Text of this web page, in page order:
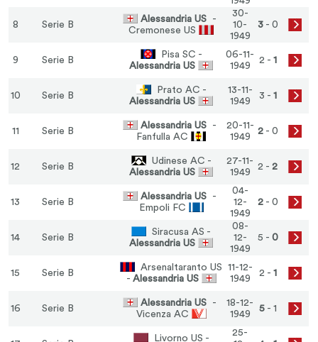
8 Serie B
Alessandria US -
Cremonese US
30-
10-
1949
3- 0
9 Serie B
Pisa SC -
Alessandria US
06-11-
1949
2 - 1
10 Serie B
Prato AC -
Alessandria US
13-11-
1949
3 - 1
11 Serie B
Alessandria US -
Fanfulla AC
20-11-
1949
2- 0
12 Serie B
Udinese AC -
Alessandria US
27-11-
1949
2 -2
13 Serie B
Alessandria US -
Empoli FC
04-
12-
1949
2- 0
14 Serie B
Siracusa AS -
Alessandria US
08-
12-
1949
5 - 0
15 Serie B
Arsenaltaranto US
- Alessandria US
11-12-
1949
2 - 1
16 Serie B
Alessandria US -
Vicenza AC
18-12-
1949
5- 1
Livorno US -
25-